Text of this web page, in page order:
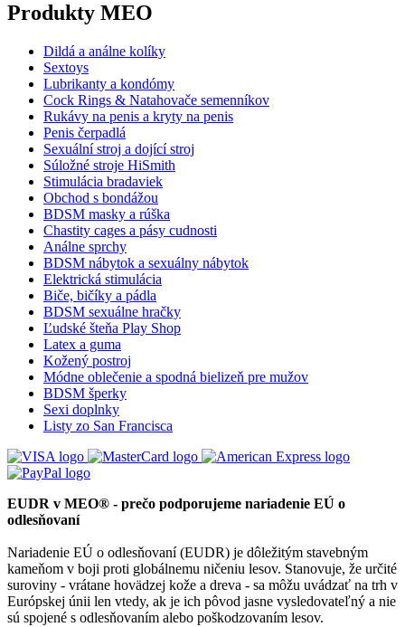
Produkty MEO
Dildá a análne kolíky
Sextoys
Lubrikanty a kondómy
Cock Rings & Natahovače semenníkov
Rukávy na penis a kryty na penis
Penis čerpadlá
Sexuální stroj a dojící stroj
Súložné stroje HiSmith
Stimulácia bradaviek
Obchod s bondážou
BDSM masky a rúška
Chastity cages a pásy cudnosti
Análne sprchy
BDSM nábytok a sexuálny nábytok
Elektrická stimulácia
Biče, bičíky a pádla
BDSM sexuálne hračky
Ľudské šteňa Play Shop
Latex a guma
Kožený postroj
Módne oblečenie a spodná bielizeň pre mužov
BDSM šperky
Sexi doplnky
Listy zo San Francisca
EUDR v MEO® - prečo podporujeme nariadenie EÚ o
odlesňovaní
Nariadenie EÚ o odlesňovaní (EUDR) je dôležitým stavebným
kameňom v boji proti globálnemu ničeniu lesov. Stanovuje, že určité
suroviny - vrátane hovädzej kože a dreva - sa môžu uvádzať na trh v
Európskej únii len vtedy, ak je ich pôvod jasne vysledovateľný a nie
sú spojené s odlesňovaním alebo poškodzovaním lesov.